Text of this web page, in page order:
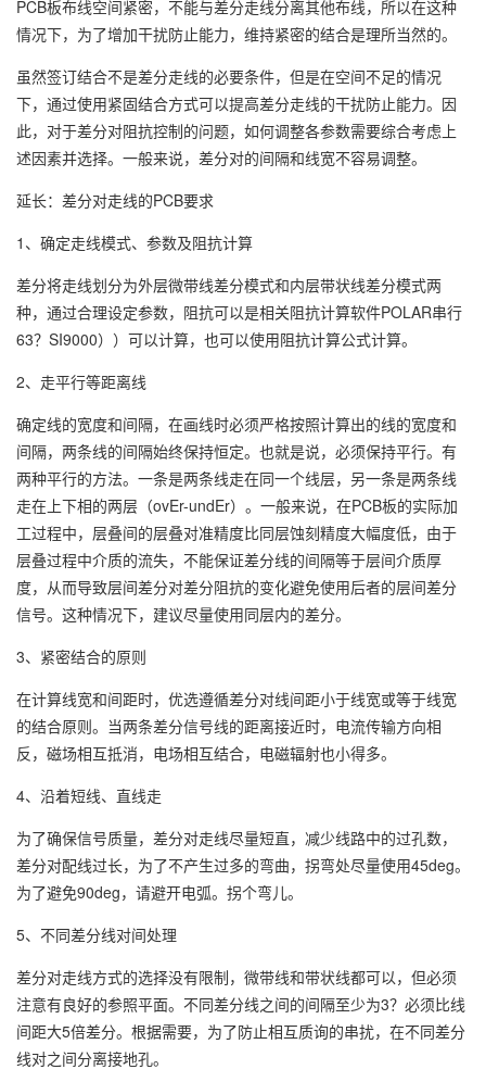
PCB板布线空间紧密，不能与差分走线分离其他布线，所以在这种
情况下，为了增加干扰防止能力，维持紧密的结合是理所当然的。
虽然签订结合不是差分走线的必要条件，但是在空间不足的情况
下，通过使用紧固结合方式可以提高差分走线的干扰防止能力。因
此，对于差分对阻抗控制的问题，如何调整各参数需要综合考虑上
述因素并选择。一般来说，差分对的间隔和线宽不容易调整。
延长：差分对走线的PCB要求
1、确定走线模式、参数及阻抗计算
差分将走线划分为外层微带线差分模式和内层带状线差分模式两
种，通过合理设定参数，阻抗可以是相关阻抗计算软件POLAR串行
63？SI9000））可以计算，也可以使用阻抗计算公式计算。
2、走平行等距离线
确定线的宽度和间隔，在画线时必须严格按照计算出的线的宽度和
间隔，两条线的间隔始终保持恒定。也就是说，必须保持平行。有
两种平行的方法。一条是两条线走在同一个线层，另一条是两条线
走在上下相的两层（ovEr-undEr）。一般来说，在PCB板的实际加
工过程中，层叠间的层叠对准精度比同层蚀刻精度大幅度低，由于
层叠过程中介质的流失，不能保证差分线的间隔等于层间介质厚
度，从而导致层间差分对差分阻抗的变化避免使用后者的层间差分
信号。这种情况下，建议尽量使用同层内的差分。
3、紧密结合的原则
在计算线宽和间距时，优选遵循差分对线间距小于线宽或等于线宽
的结合原则。当两条差分信号线的距离接近时，电流传输方向相
反，磁场相互抵消，电场相互结合，电磁辐射也小得多。
4、沿着短线、直线走
为了确保信号质量，差分对走线尽量短直，减少线路中的过孔数，
差分对配线过长，为了不产生过多的弯曲，拐弯处尽量使用45deg。
为了避免90deg，请避开电弧。拐个弯儿。
5、不同差分线对间处理
差分对走线方式的选择没有限制，微带线和带状线都可以，但必须
注意有良好的参照平面。不同差分线之间的间隔至少为3？必须比线
间距大5倍差分。根据需要，为了防止相互质询的串扰，在不同差分
线对之间分离接地孔。